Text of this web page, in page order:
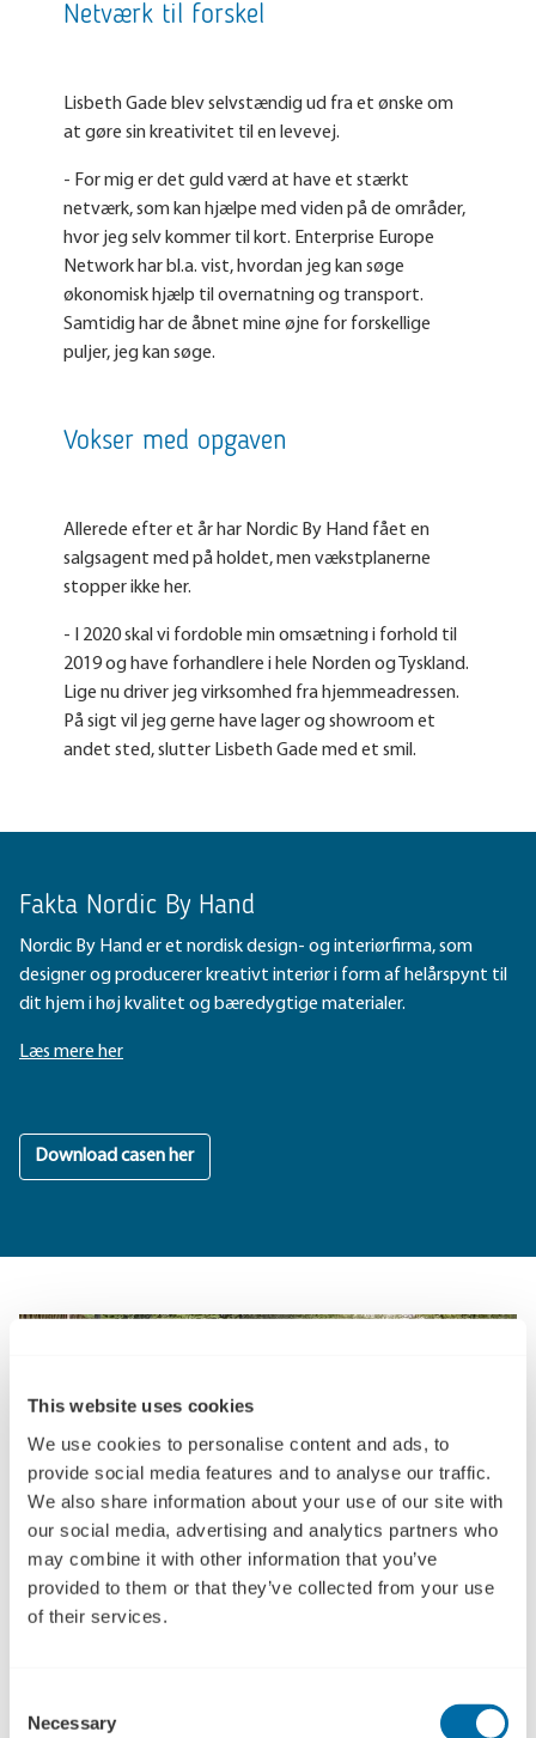
This website uses cookies
We use cookies to personalise content and ads, to
provide social media features and to analyse our traffic.
We also share information about your use of our site with
our social media, advertising and analytics partners who
may combine it with other information that you’ve
provided to them or that they’ve collected from your use
of their services.
Selection
Necessary
Netværk til forskel
Lisbeth Gade blev selvstændig ud fra et ønske om
at gøre sin kreativitet til en levevej.
- For mig er det guld værd at have et stærkt
netværk, som kan hjælpe med viden på de områder,
hvor jeg selv kommer til kort. Enterprise Europe
Network har bl.a. vist, hvordan jeg kan søge
økonomisk hjælp til overnatning og transport.
Samtidig har de åbnet mine øjne for forskellige
puljer, jeg kan søge.
Vokser med opgaven
Allerede efter et år har Nordic By Hand fået en
salgsagent med på holdet, men vækstplanerne
stopper ikke her.
- I 2020 skal vi fordoble min omsætning i forhold til
2019 og have forhandlere i hele Norden og Tyskland.
Lige nu driver jeg virksomhed fra hjemmeadressen.
På sigt vil jeg gerne have lager og showroom et
andet sted, slutter Lisbeth Gade med et smil.
Fakta Nordic By Hand
Nordic By Hand er et nordisk design- og interiørfirma, som
designer og producerer kreativt interiør i form af helårspynt til
dit hjem i høj kvalitet og bæredygtige materialer.
Læs mere her
Download casen her
Fra Hjørring til Stockholm: PileByg A/S leverer
meromsætning på 500.000 kr.